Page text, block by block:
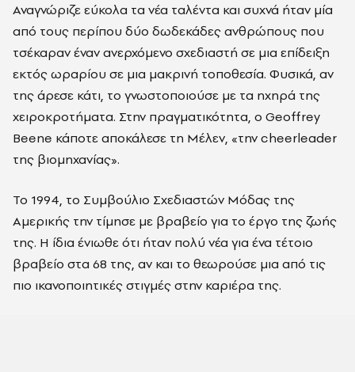
Αναγνώριζε εύκολα τα νέα ταλέντα και συχνά ήταν μία
από τους περίπου δύο δωδεκάδες ανθρώπους που
τσέκαραν έναν ανερχόμενο σχεδιαστή σε μια επίδειξη
εκτός ωραρίου σε μια μακρινή τοποθεσία. Φυσικά, αν
της άρεσε κάτι, το γνωστοποιούσε με τα ηχηρά της
χειροκροτήματα. Στην πραγματικότητα, ο Geoffrey
Beene κάποτε αποκάλεσε τη Μέλεν, «την cheerleader
της βιομηχανίας».
Το 1994, το Συμβούλιο Σχεδιαστών Μόδας της
Αμερικής την τίμησε με βραβείο για το έργο της ζωής
της. Η ίδια ένιωθε ότι ήταν πολύ νέα για ένα τέτοιο
βραβείο στα 68 της, αν και το θεωρούσε μια από τις
πιο ικανοποιητικές στιγμές στην καριέρα της.